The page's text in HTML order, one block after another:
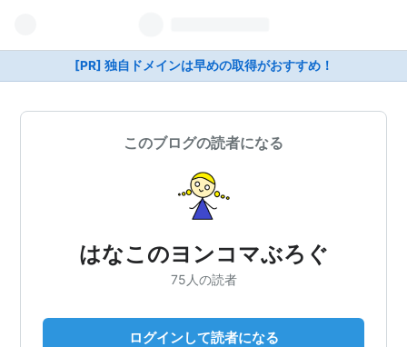
[PR] 独自ドメインは早めの取得がおすすめ！
このブログの読者になる
はなこのヨンコマぶろぐ
75人の読者
ログインして読者になる